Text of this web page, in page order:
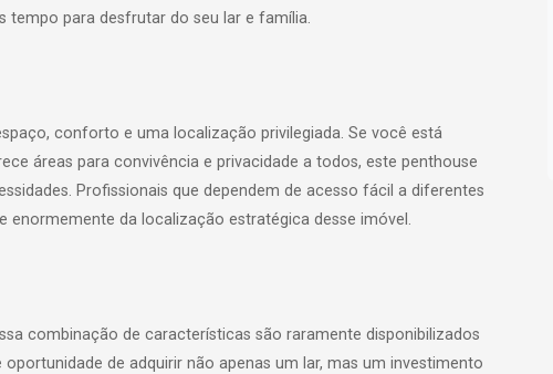
tempo para desfrutar do seu lar e família.
conforto e uma localização privilegiada. Se você está
áreas para convivência e privacidade a todos, este penthouse
Profissionais que dependem de acesso fácil a diferentes
enormemente da localização estratégica desse imóvel.
combinação de características são raramente disponibilizados
de adquirir não apenas um lar, mas um investimento